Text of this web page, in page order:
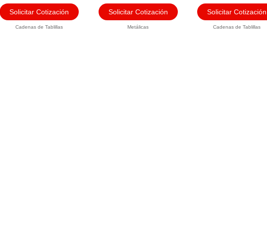
Solicitar Cotización
Cadenas de Tablillas
Solicitar Cotización
Metálicas
Solicitar Cotización
Cadenas de Tablillas